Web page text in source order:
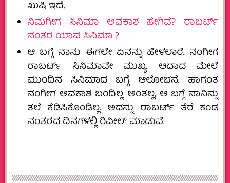
ಖುಷಿ ಇದೆ.
ನಿಮಗೀಗ ಸಿನಿಮಾ ಅವಕಾಶ ಹೇಗಿವೆ? ರಾಬರ್ಟ್‌
ನಂತರ ಯಾವ ಸಿನಿಮಾ ?
ಆ ಬಗ್ಗೆ ನಾನು ಈಗಲೇ ಏನನ್ನು ಹೇಳಲಾರೆ. ನಂಗೀಗ
ರಾಬರ್ಟ್‌ ಸಿನಿಮಾವೇ ಮುಖ್ಯ. ಆದಾದ ಮೇಲೆ
ಮುಂದಿನ ಸಿನಿಮಾದ ಬಗ್ಗೆ ಆಲೋಚನೆ. ಹಾಗಂತ
ನಂಗೀಗ ಅವಕಾಶ ಬಂದಿಲ್ಲ ಅಂತಲ್ಲ, ಆ ಬಗ್ಗೆ ನಾನಿನ್ನು
ತಲೆ ಕೆಡಿಸಿಕೊಂಡಿಲ್ಲ. ಅದನ್ನು ರಾಬರ್ಟ್‌ ತೆರೆ ಕಂಡ
ನಂತರದ ದಿನಗಳಲ್ಲಿ ರಿವೀಲ್‌ ಮಾಡುವೆ.